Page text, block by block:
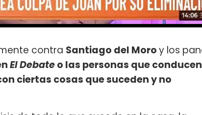
contra Santiago del Moroy los
El Debateo las personas que conducen
ciertas cosas que suceden y no